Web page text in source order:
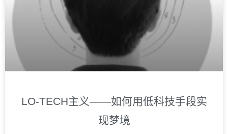
LO-TECH主义——如何用低科技手段实
现梦境